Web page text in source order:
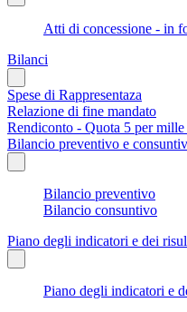
Atti di concessione - in
Bilanci
Spese di Rappresentaza
Relazione di fine mandato
Rendiconto - Quota 5 per
Bilancio preventivo e
Bilancio preventivo
Bilancio consuntivo
Piano degli indicatori e dei
Piano degli indicatori e